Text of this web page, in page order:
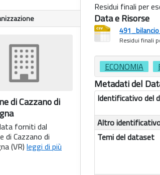
Residui finali per
Data e Risorse
Residui finali
ECONOMIA
Metadati del
Identificativo del
Altro
Temi del dataset
di Cazzano di
forniti dal
di Cazzano di
(VR) leggi di più